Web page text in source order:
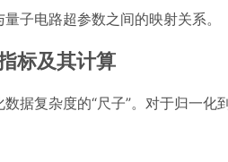
子电路超参数之间的映射关系。
标及其计算
数据复杂度的“尺子”。对于归一